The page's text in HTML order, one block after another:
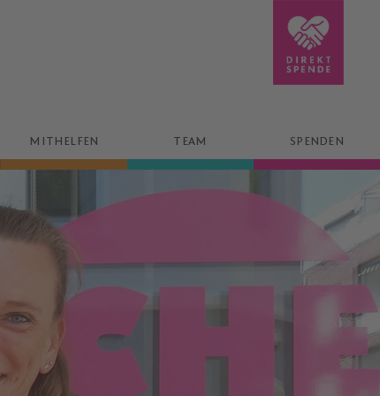
MITHELFEN TEAM SPENDEN